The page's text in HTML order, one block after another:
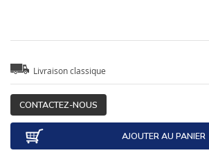
Livraison classique
CONTACTEZ-NOUS
AJOUTER AU PANIER